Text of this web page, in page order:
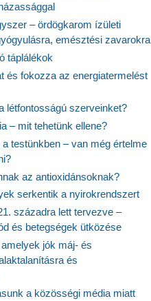
– ördögkarom ízületi
emésztési zavarokra
táplálékok
és fokozza az energiatermelést
létfontosságú szerveinket?
– mit tehetünk ellene?
testünkben – van még értelme
az antioxidánsoknak?
serkentik a nyirokrendszert
századra lett tervezve –
és betegségek ütközése
jók máj- és
és
a közösségi média miatt